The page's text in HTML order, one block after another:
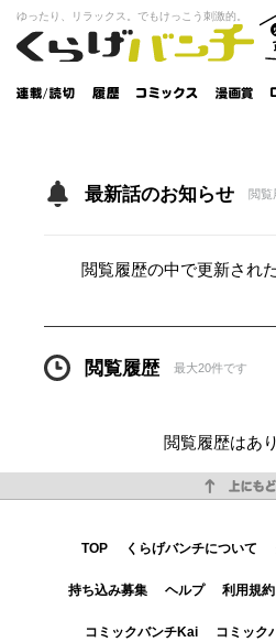
くらげバンチ
ゆったり、リラックス。でもけっこう刺激的。
連載/読
切
履
歴
コミック
漫画
賞
最新話のお知らせ 閲覧
閲覧履歴の中で更新され
閲覧履歴 最大20件です
閲覧履歴はあ
TOP くらげバンチについて
持ち込み募集 ヘルプ 利用規約
コミックバンチKai コミック